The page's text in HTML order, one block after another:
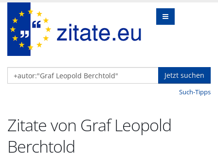
Jetzt suchen
Such-Tipps
Zitate von Graf Leopold
Berchtold